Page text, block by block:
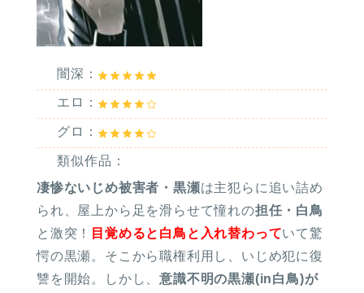
闇深：
エロ：
グロ：
類似作品：
凄惨ないじめ被害者・黒瀬は主犯らに追い詰め
られ、屋上から足を滑らせて憧れの担任・白鳥
と激突！
目覚めると白鳥と入れ替わっていて驚
愕の黒瀬。そこから職権利用し、いじめ犯に復
讐を開始。しかし、意識不明の黒瀬(in白鳥)が